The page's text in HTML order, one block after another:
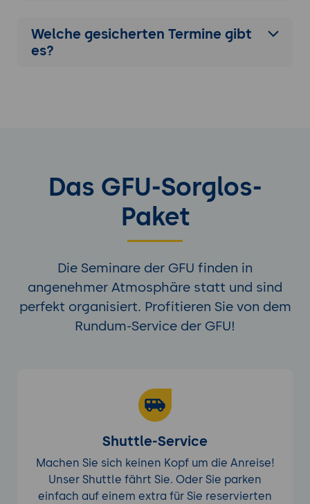
Welche gesicherten Termine gibt
es?
Das GFU-Sorglos-
Paket
Die Seminare der GFU finden in
angenehmer Atmosphäre statt und sind
perfekt organisiert. Profitieren Sie von dem
Rundum-Service der GFU!
Shuttle-Service
Machen Sie sich keinen Kopf um die Anreise!
Unser Shuttle fährt Sie. Oder Sie parken
einfach auf einem extra für Sie reservierten